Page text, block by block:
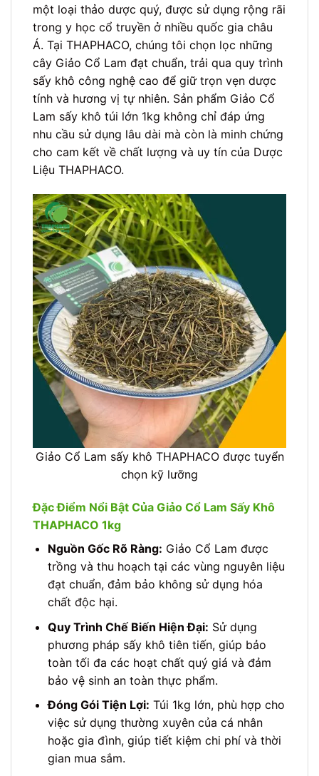
một loại thảo dược quý, được sử dụng rộng rãi
trong y học cổ truyền ở nhiều quốc gia châu
Á. Tại THAPHACO, chúng tôi chọn lọc những
cây Giảo Cổ Lam đạt chuẩn, trải qua quy trình
sấy khô công nghệ cao để giữ trọn vẹn dược
tính và hương vị tự nhiên. Sản phẩm Giảo Cổ
Lam sấy khô túi lớn 1kg không chỉ đáp ứng
nhu cầu sử dụng lâu dài mà còn là minh chứng
cho cam kết về chất lượng và uy tín của Dược
Liệu THAPHACO.
Giảo Cổ Lam sấy khô THAPHACO được tuyển
chọn kỹ lưỡng
Đặc Điểm Nổi Bật Của Giảo Cổ Lam Sấy Khô
THAPHACO 1kg
Nguồn Gốc Rõ Ràng: Giảo Cổ Lam được
trồng và thu hoạch tại các vùng nguyên liệu
đạt chuẩn, đảm bảo không sử dụng hóa
chất độc hại.
Quy Trình Chế Biến Hiện Đại: Sử dụng
phương pháp sấy khô tiên tiến, giúp bảo
toàn tối đa các hoạt chất quý giá và đảm
bảo vệ sinh an toàn thực phẩm.
Đóng Gói Tiện Lợi: Túi 1kg lớn, phù hợp cho
việc sử dụng thường xuyên của cá nhân
hoặc gia đình, giúp tiết kiệm chi phí và thời
gian mua sắm.